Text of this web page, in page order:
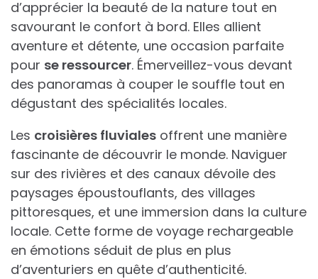
d’apprécier la beauté de la nature tout en
savourant le confort à bord. Elles allient
aventure et détente, une occasion parfaite
pour se ressourcer. Émerveillez-vous devant
des panoramas à couper le souffle tout en
dégustant des spécialités locales.
Les croisières fluviales offrent une manière
fascinante de découvrir le monde. Naviguer
sur des rivières et des canaux dévoile des
paysages époustouflants, des villages
pittoresques, et une immersion dans la culture
locale. Cette forme de voyage rechargeable
en émotions séduit de plus en plus
d’aventuriers en quête d’authenticité.